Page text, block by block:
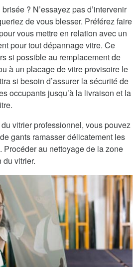
? N’essayez pas d’intervenir
de vous blesser. Préférez faire
vous mettre en relation avec un
pour tout dépannage vitre. Ce
si possible au remplacement de
à un placage de vitre provisoire le
si besoin d’assurer la sécurité de
occupants jusqu’à la livraison et la
vitrier professionnel, vous pouvez
gants ramasser délicatement les
Procéder au nettoyage de la zone
du vitrier.